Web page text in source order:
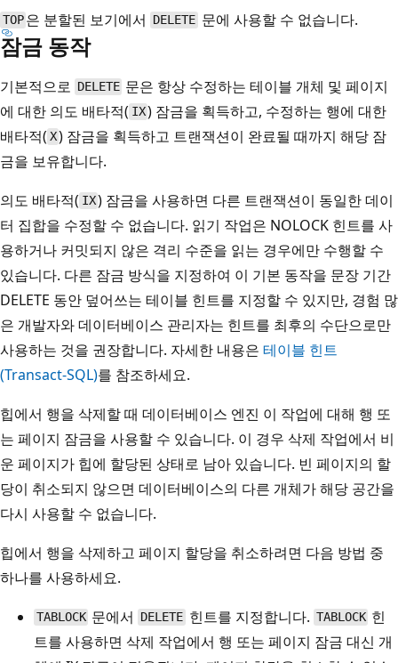
TOP 은 분할된 보기에서 DELETE 문에 사용할 수 없습니다.
잠금 동작
기본적으로 DELETE 문은 항상 수정하는 테이블 개체 및 페이지
에 대한 의도 배타적( IX) 잠금을 획득하고, 수정하는 행에 대한
배타적( X) 잠금을 획득하고 트랜잭션이 완료될 때까지 해당 잠
금을 보유합니다.
의도 배타적( IX) 잠금을 사용하면 다른 트랜잭션이 동일한 데이
터 집합을 수정할 수 없습니다. 읽기 작업은 NOLOCK 힌트를 사
용하거나 커밋되지 않은 격리 수준을 읽는 경우에만 수행할 수
있습니다. 다른 잠금 방식을 지정하여 이 기본 동작을 문장 기간
DELETE 동안 덮어쓰는 테이블 힌트를 지정할 수 있지만, 경험 많
은 개발자와 데이터베이스 관리자는 힌트를 최후의 수단으로만
사용하는 것을 권장합니다. 자세한 내용은 테이블 힌트
(Transact-SQL)를 참조하세요.
힙에서 행을 삭제할 때 데이터베이스 엔진 이 작업에 대해 행 또
는 페이지 잠금을 사용할 수 있습니다. 이 경우 삭제 작업에서 비
운 페이지가 힙에 할당된 상태로 남아 있습니다. 빈 페이지의 할
당이 취소되지 않으면 데이터베이스의 다른 개체가 해당 공간을
다시 사용할 수 없습니다.
힙에서 행을 삭제하고 페이지 할당을 취소하려면 다음 방법 중
하나를 사용하세요.
TABLOCK 문에서 DELETE 힌트를 지정합니다. TABLOCK 힌
트를 사용하면 삭제 작업에서 행 또는 페이지 잠금 대신 개